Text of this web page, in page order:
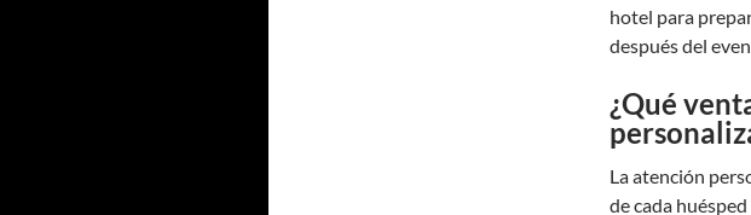
hotel para
después del
¿Qué
La atención
de cada